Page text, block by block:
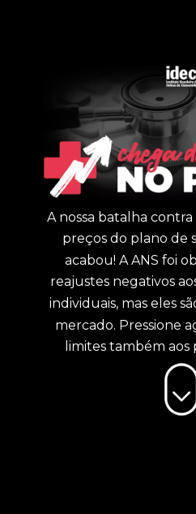
A nossa batalha
preços do plano de
acabou! A ANS foi
reajustes negativos
individuais, mas eles
mercado. Pressione
limites também aos